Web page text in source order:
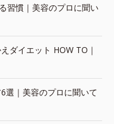
習慣｜美容のプロに聞い
ダイエット HOW TO｜
選｜美容のプロに聞いて